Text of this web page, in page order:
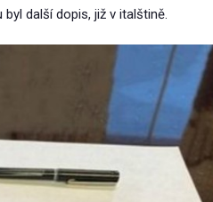
další dopis, již v italštině.